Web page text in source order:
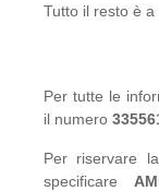
Tutto il resto è
Per tutte le
il numero
Per riservare
specificare